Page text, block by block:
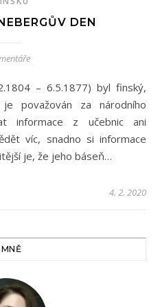
DEN
považován za národního
informace z učebnic ani
víc, snadno si informace
je, že jeho báseň…
4. 2. 2020